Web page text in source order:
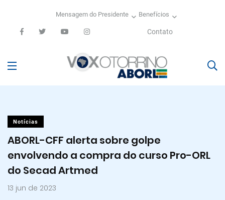
Mensagem do Presidente Benefícios
Contato
Notícias
ABORL-CFF alerta sobre golpe
envolvendo a compra do curso Pro-ORL
do Secad Artmed
13 jun de 2023